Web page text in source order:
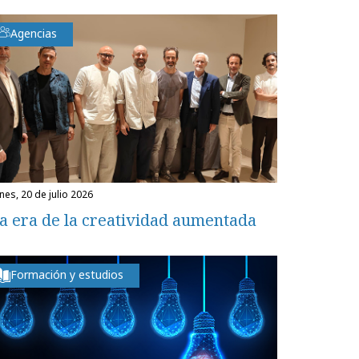
Agencias
20 de julio 2026
era de la creatividad aumentada
Formación y estudios